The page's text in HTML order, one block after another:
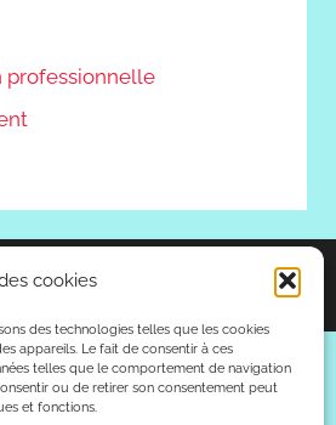
cookies
des technologies telles que les cookies
appareils. Le fait de consentir à ces
telles que le comportement de navigation
ou de retirer son consentement peut
et fonctions.
professionnelle